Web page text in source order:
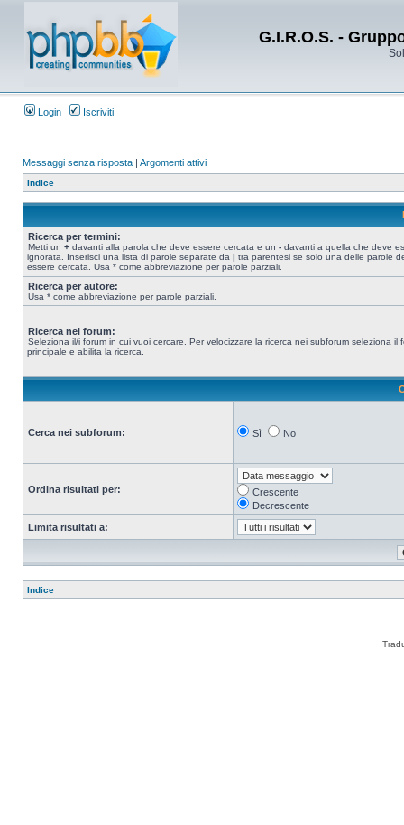
G.I.R.O.S. -
Login Iscriviti
Messaggi senza risposta | Argomenti attivi
Indice
Ricerca per termini:
Metti un + davanti alla parola che deve essere cercata e un - davanti a quella che deve
ignorata. Inserisci una lista di parole separate da | tra parentesi se solo una delle parole
essere cercata. Usa * come abbreviazione per parole parziali.
Ricerca per autore:
Usa * come abbreviazione per parole parziali.
Ricerca nei forum:
Seleziona il/i forum in cui vuoi cercare. Per velocizzare la ricerca nei subforum seleziona il
principale e abilita la ricerca.
Cerca nei subforum: Sì No
Ordina risultati per:
Crescente
Decrescente
Limita risultati a:
Indice